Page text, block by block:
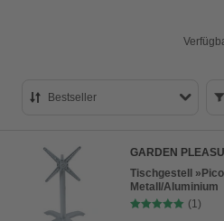
Bestseller
Preis aufsteigend
Preis absteigend
GARDEN
Tischgestell
Metall/Aluminium
(1)